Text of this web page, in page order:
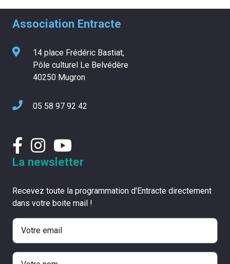
Association Entracte
14 place Frédéric Bastiat,
Pôle culturel Le Belvédère
40250 Mugron
05 58 97 92 42
La newsletter
Recevez toute la programmation d'Entracte directement
dans votre boite mail !